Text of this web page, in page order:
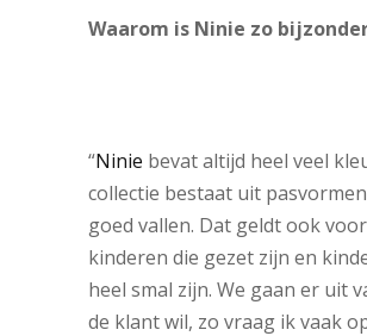
Waarom is Ninie zo
“Ninie bevat altijd heel veel
collectie bestaat uit
goed vallen. Dat geldt ook voor
kinderen die gezet zijn en
heel smal zijn. We gaan er uit
de klant wil, zo vraag ik vaak